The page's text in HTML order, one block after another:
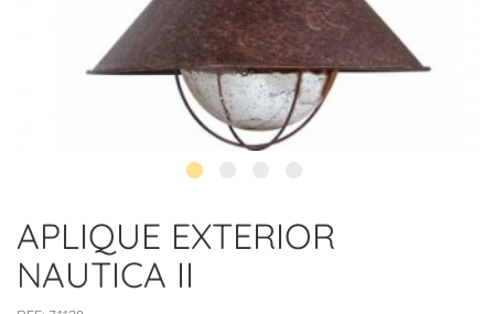
APLIQUE EXTERIOR
NAUTICA II